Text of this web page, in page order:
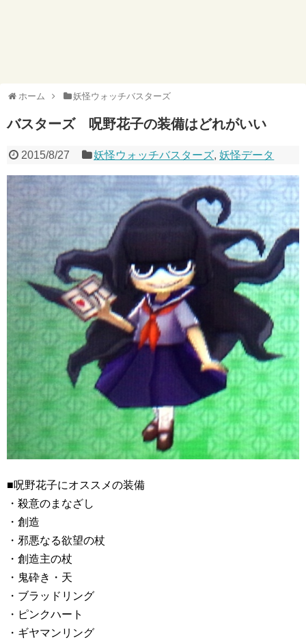
ホーム 妖怪ウォッチバスターズ
バスターズ 呪野花子の装備はどれがいい
2015/8/27 妖怪ウォッチバスターズ,妖怪データ
■呪野花子にオススメの装備
・殺意のまなざし
・創造
・邪悪なる欲望の杖
・創造主の杖
・鬼砕き・天
・ブラッドリング
・ピンクハート
・ギヤマンリング